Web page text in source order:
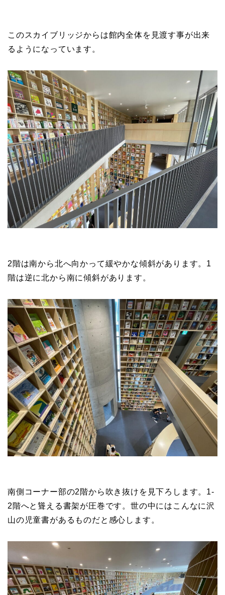
このスカイブリッジからは館内全体を見渡す事が出来
るようになっています。
2階は南から北へ向かって緩やかな傾斜があります。1
階は逆に北から南に傾斜があります。
南側コーナー部の2階から吹き抜けを見下ろします。1-
2階へと聳える書架が圧巻です。世の中にはこんなに沢
山の児童書があるものだと感心します。